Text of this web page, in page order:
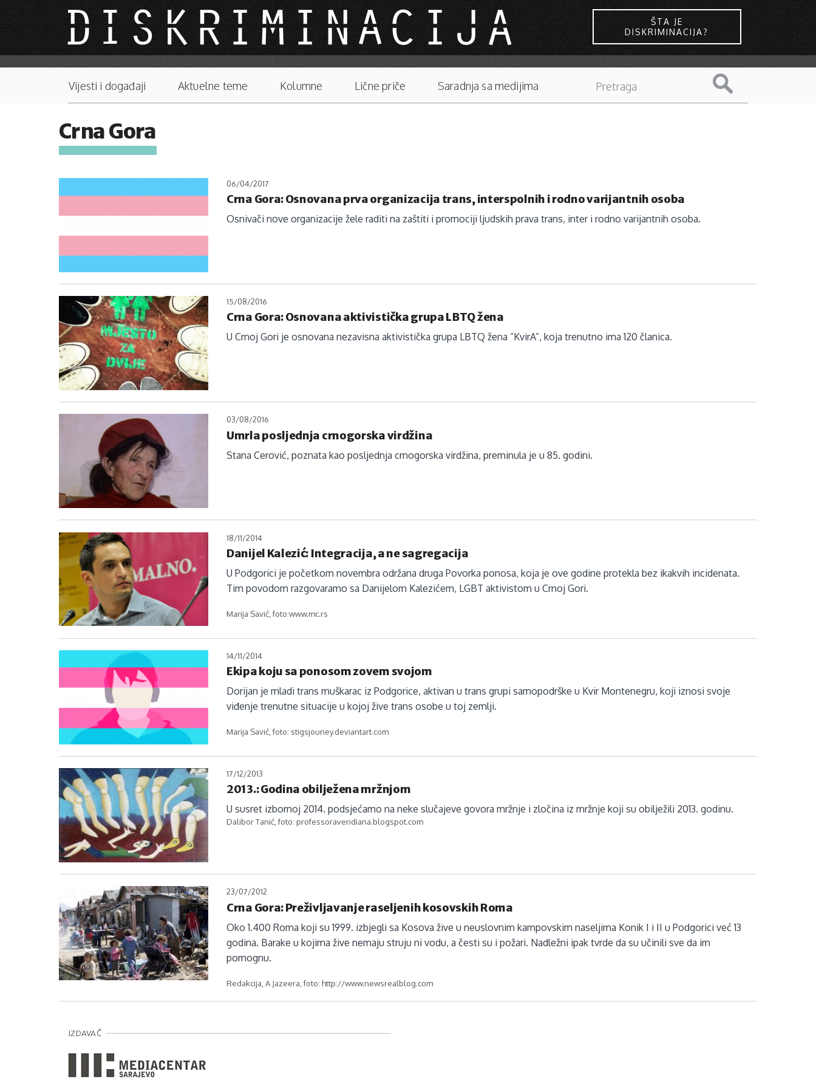
Skip to main content
ŠTA JE
DISKRIMINACIJA?
Main menu
Vijesti i događaji Aktuelne teme Kolumne Lične priče Saradnja sa medijima
Crna Gora
06/04/2017
Crna Gora: Osnovana prva organizacija trans, interspolnih i rodno varijantnih osoba
Osnivači nove organizacije žele raditi na zaštiti i promociji ljudskih prava trans, inter i rodno varijantnih osoba.
15/08/2016
Crna Gora: Osnovana aktivistička grupa LBTQ žena
U Crnoj Gori je osnovana nezavisna aktivistička grupa LBTQ žena “KvirA”, koja trenutno ima 120 članica.
03/08/2016
Umrla posljednja crnogorska virdžina
Stana Cerović, poznata kao posljednja crnogorska virdžina, preminula je u 85. godini.
18/11/2014
Danijel Kalezić: Integracija, a ne sagregacija
U Podgorici je početkom novembra održana druga Povorka ponosa, koja je ove godine protekla bez ikakvih incidenata.
Tim povodom razgovaramo sa Danijelom Kalezićem, LGBT aktivistom u Crnoj Gori.
Marija Savić, foto:www.mc.rs
14/11/2014
Ekipa koju sa ponosom zovem svojom
Dorijan je mladi trans muškarac iz Podgorice, aktivan u trans grupi samopodrške u Kvir Montenegru, koji iznosi svoje
viđenje trenutne situacije u kojoj žive trans osobe u toj zemlji.
Marija Savić, foto: stigsjouney.deviantart.com
17/12/2013
2013.: Godina obilježena mržnjom
U susret izbornoj 2014. podsjećamo na neke slučajeve govora mržnje i zločina iz mržnje koji su obilježili 2013. godinu.
Dalibor Tanić, foto: professoraveridiana.blogspot.com
23/07/2012
Crna Gora: Preživljavanje raseljenih kosovskih Roma
Oko 1.400 Roma koji su 1999. izbjegli sa Kosova žive u neuslovnim kampovskim naseljima Konik I i II u Podgorici već 13
godina. Barake u kojima žive nemaju struju ni vodu, a česti su i požari. Nadležni ipak tvrde da su učinili sve da im
pomognu.
Redakcija, A Jazeera, foto: http://www.newsrealblog.com
IZDAVAČ